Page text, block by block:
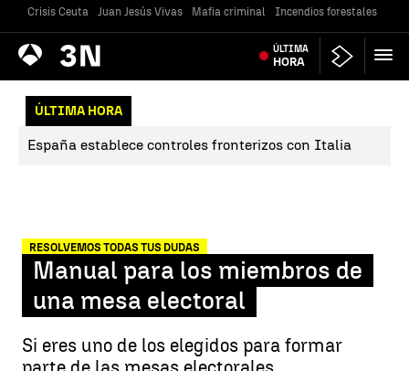
Crisis Ceuta Juan Jesús Vivas Mafia criminal Incendios forestales
Antena
3 Noticias ÚLTIMA
HORA
ÚLTIMA HORA
España establece controles fronterizos con Italia
RESOLVEMOS TODAS TUS DUDAS
Manual para los miembros de
una mesa electoral
Si eres uno de los elegidos para formar